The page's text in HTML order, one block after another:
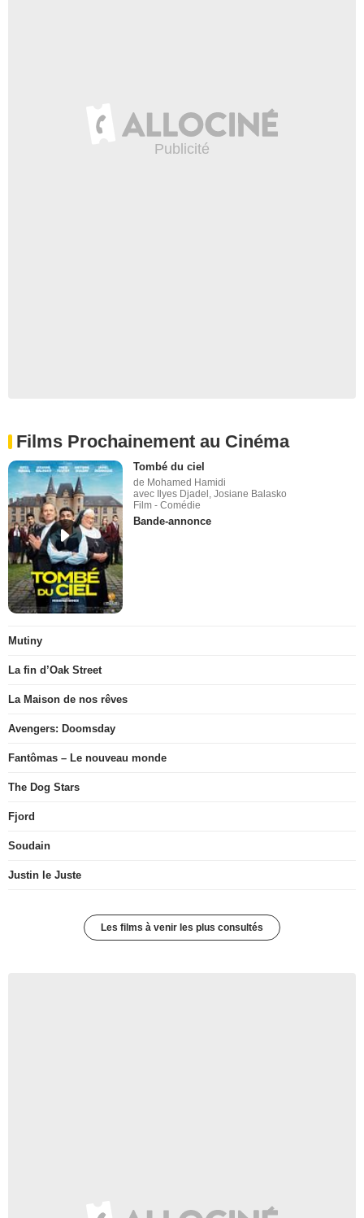
Films Prochainement au Cinéma
Tombé du ciel
de Mohamed Hamidi
avec Ilyes Djadel, Josiane Balasko
Film - Comédie
Bande-annonce
Mutiny
La fin d’Oak Street
La Maison de nos rêves
Avengers: Doomsday
Fantômas – Le nouveau monde
The Dog Stars
Fjord
Soudain
Justin le Juste
Les films à venir les plus consultés